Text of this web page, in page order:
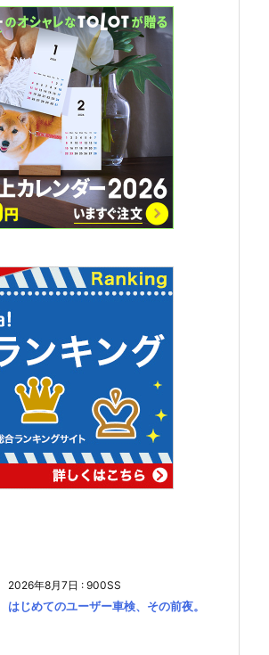
2026年8月7日 : 900SS
はじめてのユーザー車検、その前夜。